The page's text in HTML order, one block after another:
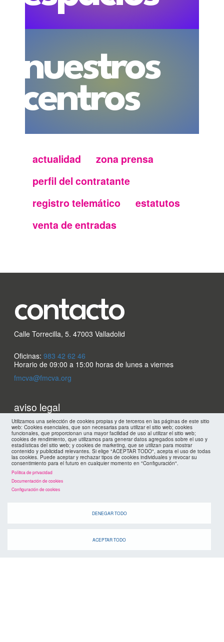
nuestros
centros
secundario
FMC
actualidad
zona prensa
perfil del contratante
registro telemático
estatutos
venta de entradas
Utilizamos una selección de cookies propias y de terceros en las páginas de este sitio
web: Cookies esenciales, que son necesarias para utilizar el sitio web; cookies
funcionales, que proporcionan una mayor facilidad de uso al utilizar el sitio web;
cookies de rendimiento, que utilizamos para generar datos agregados sobre el uso y
estadísticas del sitio web; y cookies de marketing, que se utilizan para mostrar
contenido y publicidad relevantes. Si elige "ACEPTAR TODO", acepta el uso de todas
las cookies. Puede aceptar y rechazar tipos de cookies individuales y revocar su
consentimiento para el futuro en cualquier momento en "Configuración".
Política de privacidad
Documentación de cookies
Configuración de cookies
DENEGAR TODO
ACEPTAR TODO
contacto
Calle Torrecilla, 5. 47003 Valladolid
Oficinas: 983 42 62 46
Horario de 09:00 a 15:00 horas de lunes a viernes
fmcva@fmcva.org
Menu
footer
FMC
aviso legal
mapa web
políticas de privacidad
cookies